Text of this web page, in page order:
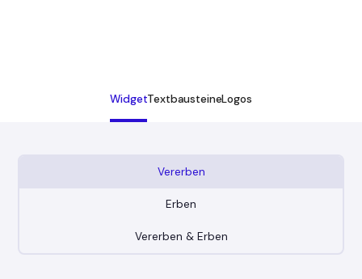
WidgetTextbausteineLogos
Vererben
Erben
Vererben & Erben